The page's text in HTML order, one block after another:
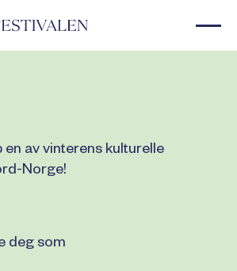
av vinterens kulturelle
Norge!
deg som